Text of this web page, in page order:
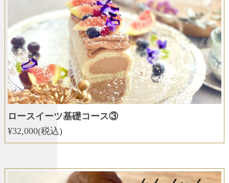
ロースイーツ基礎コース③
¥32,000(税込)